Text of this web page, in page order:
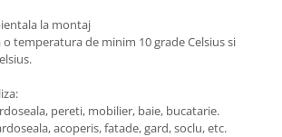
la montaj
temperatura de minim 10 grade Celsius si
pereti, mobilier, baie, bucatarie.
acoperis, fatade, gard, soclu, etc.